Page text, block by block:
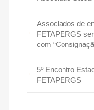
Associados de
FETAPERGS
com
5º Encontro
FETAPERGS